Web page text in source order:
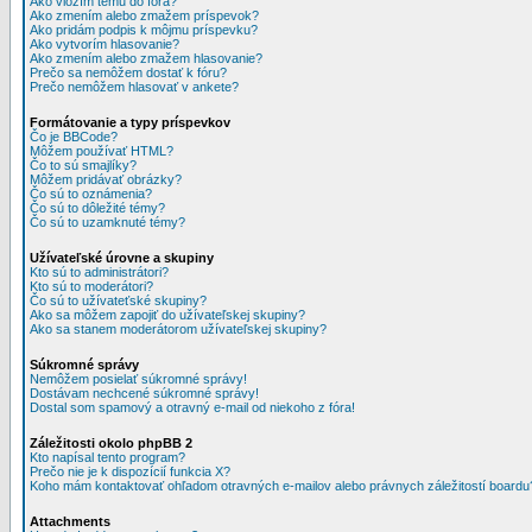
Ako zmením alebo zmažem príspevok?
Ako pridám podpis k môjmu príspevku?
Ako vytvorím hlasovanie?
Ako zmením alebo zmažem hlasovanie?
Prečo sa nemôžem dostať k fóru?
Prečo nemôžem hlasovať v ankete?
Formátovanie a typy príspevkov
Čo je BBCode?
Môžem používať HTML?
Čo to sú smajlíky?
Môžem pridávať obrázky?
Čo sú to oznámenia?
Čo sú to dôležité témy?
Čo sú to uzamknuté témy?
Užívateľské úrovne a skupiny
Kto sú to administrátori?
Kto sú to moderátori?
Čo sú to užívateťské skupiny?
Ako sa môžem zapojiť do užívateľskej skupiny?
Ako sa stanem moderátorom užívateľskej skupiny?
Súkromné správy
Nemôžem posielať súkromné správy!
Dostávam nechcené súkromné správy!
Dostal som spamový a otravný e-mail od niekoho z fóra!
Záležitosti okolo phpBB 2
Kto napísal tento program?
Prečo nie je k dispozícií funkcia X?
Koho mám kontaktovať ohľadom otravných e-mailov alebo právnych záležitostí
Attachments